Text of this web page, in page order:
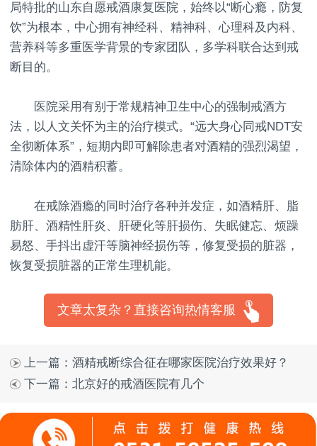
局特批的山东自愿戒酒康复医院，始终以“断心瘾，防复
饮”为根本，中心拥有神经科、精神科、心理科及内科、
营养科等多重医学背景的专家团队，多学科联合达到戒
断目的。
医院采用有别于常规精神卫生中心的强制戒酒方
法，以人文关怀为主的治疗模式。“远大身心同戒NDT安
全彻断体系”，短期内即可解除患者对酒精的强烈渴望，
清除体内的酒精积蓄。
在戒除酒瘾的同时治疗各种并发症，如酒精肝、脂
肪肝、酒精性肝炎、肝硬化等肝损伤、失眠健忘、烦躁
易怒、手抖出虚汗等脑神经损伤等，修复受损的脏器，
恢复受损脏器的正常生理机能。
文章太复杂？直接咨询热情客服
上一篇： 酒精戒断综合征在哪家医院治疗效果好？
下一篇： 北京好的戒酒医院有几个